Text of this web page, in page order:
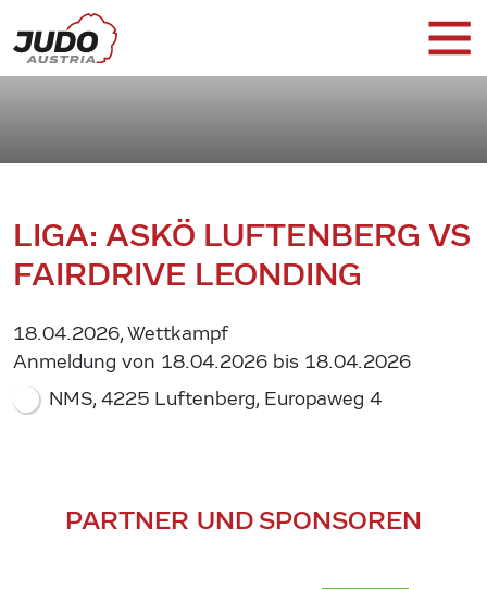
LIGA: ASKÖ LUFTENBERG VS
FAIRDRIVE LEONDING
18.04.2026, Wettkampf
Anmeldung von 18.04.2026 bis 18.04.2026
NMS, 4225 Luftenberg, Europaweg 4
PARTNER UND SPONSOREN